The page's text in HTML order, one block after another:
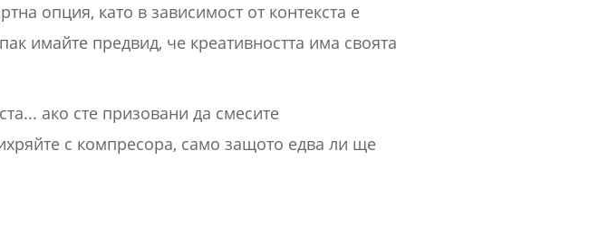
опция, като в зависимост от контекста е
имайте предвид, че креативността има своята
ако сте призовани да смесите
с компресора, само защото едва ли ще